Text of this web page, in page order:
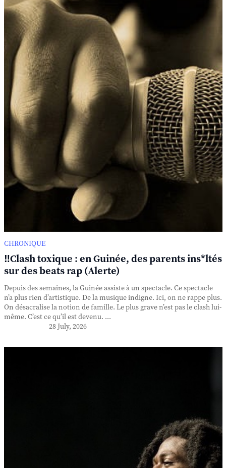
CHRONIQUE
‼️Clash toxique : en Guinée, des parents ins*ltés
sur des beats rap (Alerte)
Depuis des semaines, la Guinée assiste à un spectacle. Ce spectacle
n’a plus rien d’artistique. De la musique indigne. Ici, on ne rappe plus.
On désacralise la notion de famille. Le plus grave n’est pas le clash lui-
même. C’est ce qu’il est devenu. ...
28 July, 2026